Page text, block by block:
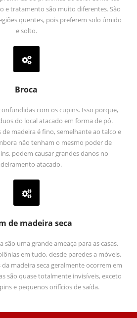
e tratamento são muito diferentes. São
quentes, pois preferem solo úmido
e solto.
Broca
com os cupins. Isso porque,
do local atacado em forma de pó.
de madeira é fino, semelhante ao talco e
não tenham o mesmo poder de
podem causar grandes danos no
atacado.
de madeira seca
são uma grande ameaça para as casas.
em tudo, desde paredes a móveis,
madeira seca geralmente ocorrem em
são quase totalmente invisíveis, exceto
e pequenos orifícios de saída.